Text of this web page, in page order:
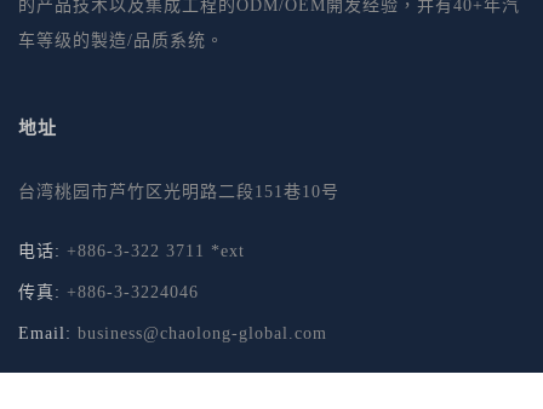
的产品技术以及集成工程的ODM/OEM開发经验，并有40+年汽
车等级的製造/品质系统。
地址
台湾桃园市芦竹区光明路二段151巷10号
电话: +886-3-322 3711 *ext
传真: +886-3-3224046
Email: business@chaolong-global.com